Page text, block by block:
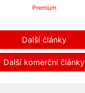
Premium
Další články
Další komerční články